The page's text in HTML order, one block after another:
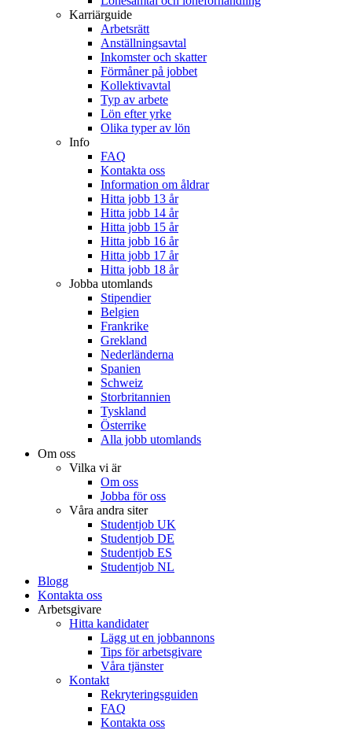
Karriärguide
Arbetsrätt
Anställningsavtal
Inkomster och skatter
Förmåner på jobbet
Kollektivavtal
Typ av arbete
Lön efter yrke
Olika typer av lön
Info
FAQ
Kontakta oss
Information om åldrar
Hitta jobb 13 år
Hitta jobb 14 år
Hitta jobb 15 år
Hitta jobb 16 år
Hitta jobb 17 år
Hitta jobb 18 år
Jobba utomlands
Stipendier
Belgien
Frankrike
Grekland
Nederländerna
Spanien
Schweiz
Storbritannien
Tyskland
Österrike
Alla jobb utomlands
Om oss
Vilka vi är
Om oss
Jobba för oss
Våra andra siter
Studentjob UK
Studentjob DE
Studentjob ES
Studentjob NL
Blogg
Kontakta oss
Arbetsgivare
Hitta kandidater
Lägg ut en jobbannons
Tips för arbetsgivare
Våra tjänster
Kontakt
Rekryteringsguiden
FAQ
Kontakta oss